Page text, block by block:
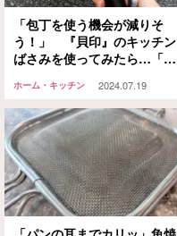
「包丁を使う機会が減りそ
う！」 『貝印』のキッチン
ばさみを使ってみたら…「も
ホーム・キッチン 2024.07.19